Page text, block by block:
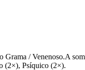
/ Venenoso.A
(2×), Psíquico (2×).